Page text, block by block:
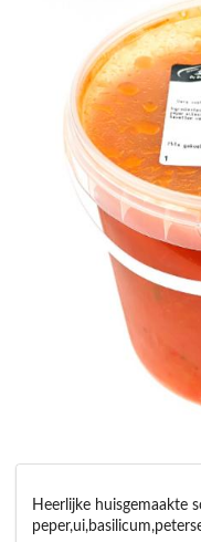
Heerlijke huisgemaakte